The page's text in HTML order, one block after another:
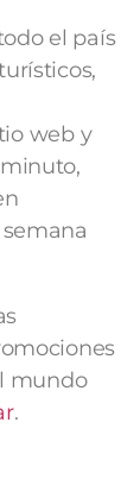
el país
web y
mundo
.